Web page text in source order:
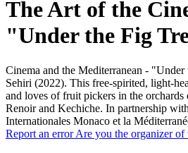
The Art of the
"Under the Fig
Cinema and the Mediterranean -
Sehiri (2022). This free-spirited, light-
and loves of fruit pickers in the orchards
Renoir and Kechiche. In partnership
Internationales Monaco et la
Report an errorAre you the organizer of